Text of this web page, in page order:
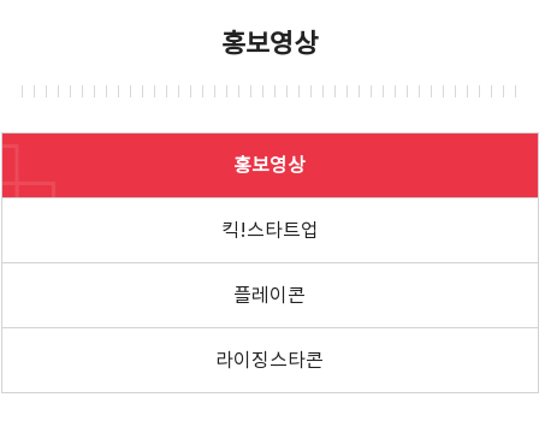
홍보영상
홍보영상
킥!스타트업
플레이콘
라이징스타콘